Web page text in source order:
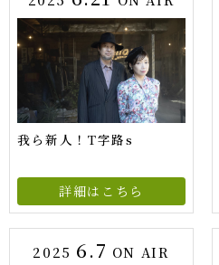
我ら新人！T字路s
詳細はこちら
2025 6.7 ON AIR